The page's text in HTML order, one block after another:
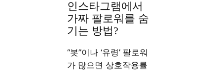
인스타그램에서
가짜 팔로워를 숨
기는 방법?
“봇”이나 ‘유령’ 팔로워
가 많으면 상호작용률